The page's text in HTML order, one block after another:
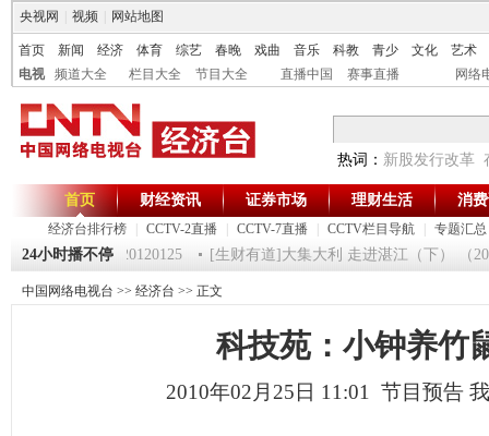
央视网 视频 网站地图
首页 新闻 经济 体育 综艺 春晚 戏曲 音乐 科教 青少 文化
艺术
电视
频道大全 栏目大全 节目大全 直播中国 赛事直播 网络
热词： 新股发行改革
首页
经济台排行榜 CCTV-2直播 CCTV-7直播 CCTV栏目导航 专题汇总
财经资讯 证券市场 理财生活 消
24小时播不停
《第一时间》 20120125 [生财有道]大集大利 走进湛江（下） （
中国网络电视台 >> 经济台 >> 正文
科技苑：小钟养竹
2010年02月25日 11:01 节目预告